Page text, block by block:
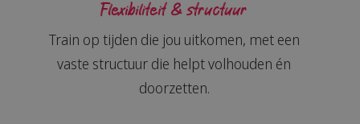
Flexibiliteit & structuur
Train op tijden die jou uitkomen, met een
vaste structuur die helpt volhouden én
doorzetten.